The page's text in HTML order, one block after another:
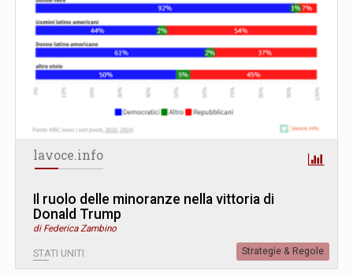
lavoce.info
Il ruolo delle minoranze nella vittoria di
Donald Trump
di Federica Zambino
STATI UNITI Strategie & Regole